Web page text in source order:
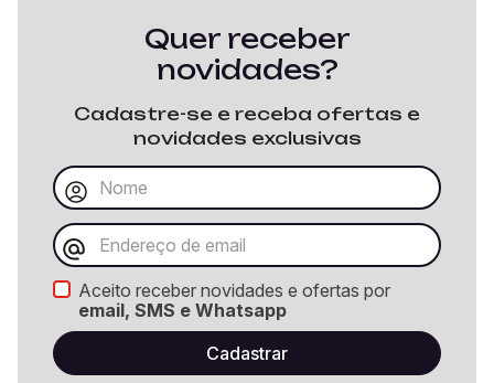
Quer receber
novidades?
Cadastre-se e receba ofertas e
novidades exclusivas
Aceito receber novidades e ofertas por
email, SMS e Whatsapp